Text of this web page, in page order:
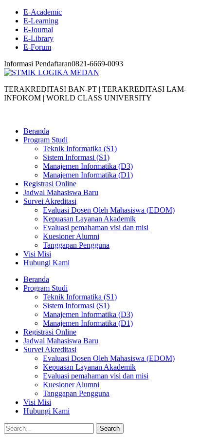
E-Academic
E-Learning
E-Journal
E-Library
E-Forum
Informasi Pendaftaran0821-6669-0093
TERAKREDITASI BAN-PT | TERAKREDITASI LAM-
INFOKOM | WORLD CLASS UNIVERSITY
Beranda
Program Studi
Teknik Informatika (S1)
Sistem Informasi (S1)
Manajemen Informatika (D3)
Manajemen Informatika (D1)
Registrasi Online
Jadwal Mahasiswa Baru
Survei Akreditasi
Evaluasi Dosen Oleh Mahasiswa (EDOM)
Kepuasan Layanan Akademik
Evaluasi pemahaman visi dan misi
Kuesioner Alumni
Tanggapan Pengguna
Visi Misi
Hubungi Kami
Beranda
Program Studi
Teknik Informatika (S1)
Sistem Informasi (S1)
Manajemen Informatika (D3)
Manajemen Informatika (D1)
Registrasi Online
Jadwal Mahasiswa Baru
Survei Akreditasi
Evaluasi Dosen Oleh Mahasiswa (EDOM)
Kepuasan Layanan Akademik
Evaluasi pemahaman visi dan misi
Kuesioner Alumni
Tanggapan Pengguna
Visi Misi
Hubungi Kami